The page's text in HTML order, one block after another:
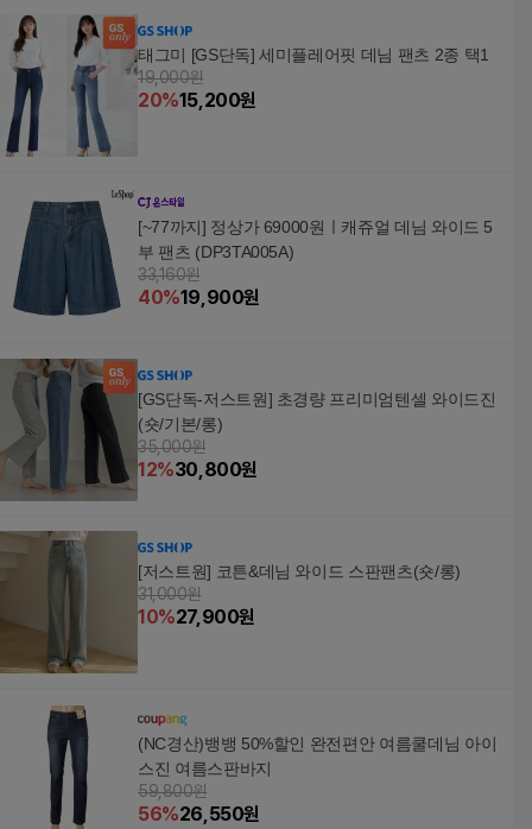
태그미 [GS단독] 세미플레어핏 데님 팬츠 2종 택1
19,000원
20%15,200원
[~77까지] 정상가 69000원ㅣ캐쥬얼 데님 와이드 5
부 팬츠 (DP3TA005A)
33,160원
40%19,900원
[GS단독-저스트원] 초경량 프리미엄텐셀 와이드진
(숏/기본/롱)
35,000원
12%30,800원
[저스트원] 코튼&데님 와이드 스판팬츠(숏/롱)
31,000원
10%27,900원
(NC경산)뱅뱅 50%할인 완전편안 여름쿨데님 아이
스진 여름스판바지
59,800원
56%26,550원